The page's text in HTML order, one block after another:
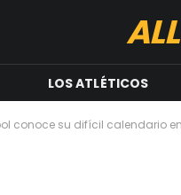
LOS ATLÉTICOS
conoce su difícil calendario